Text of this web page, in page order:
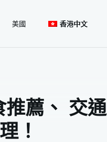
美國 香港中文
【濟州島自由行】旅遊景點、美食推薦、 交通指南、四天三夜行程總整理！
推薦、 交通
！